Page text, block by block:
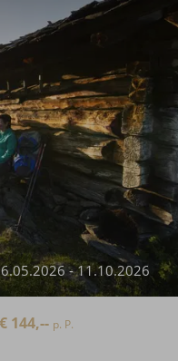
- 11.10.2026
€ 144,-- p. P.